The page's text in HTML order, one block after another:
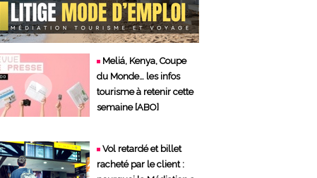
Meliá, Kenya, Coupe
du Monde… les infos
tourisme à retenir cette
semaine [ABO]
Vol retardé et billet
racheté par le client :